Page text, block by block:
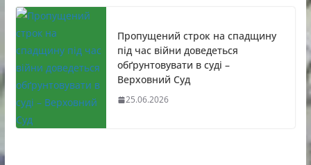
Пропущений строк на спадщину
під час війни доведеться
обґрунтовувати в суді –
Верховний Суд
25.06.2026